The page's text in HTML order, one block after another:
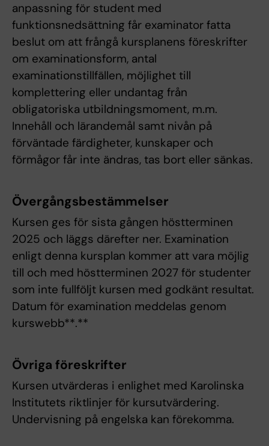
anpassning för student med
funktionsnedsättning får examinator fatta
beslut om att frångå kursplanens föreskrifter
om examinationsform, antal
examinationstillfällen, möjlighet till
komplettering eller undantag från
obligatoriska utbildningsmoment, m.m.
Innehåll och lärandemål samt nivån på
förväntade färdigheter, kunskaper och
förmågor får inte ändras, tas bort eller sänkas.
Övergångsbestämmelser
Kursen ges för sista gången höstterminen
2025 och läggs därefter ner. Examination
enligt denna kursplan kommer att vara möjlig
till och med höstterminen 2027 för studenter
som inte fullföljt kursen med godkänt resultat.
Datum för examination meddelas genom
kurswebb**.**
Övriga föreskrifter
Kursen utvärderas i enlighet med Karolinska
Institutets riktlinjer för kursutvärdering.
Undervisning på engelska kan förekomma.